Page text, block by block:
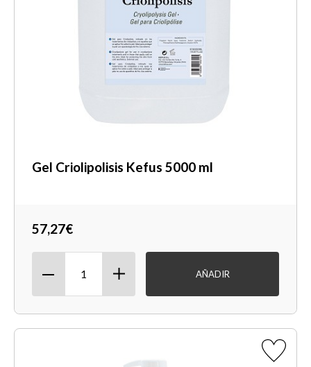
Gel Criolipolisis Kefus 5000 ml
57,27€
AÑADIR